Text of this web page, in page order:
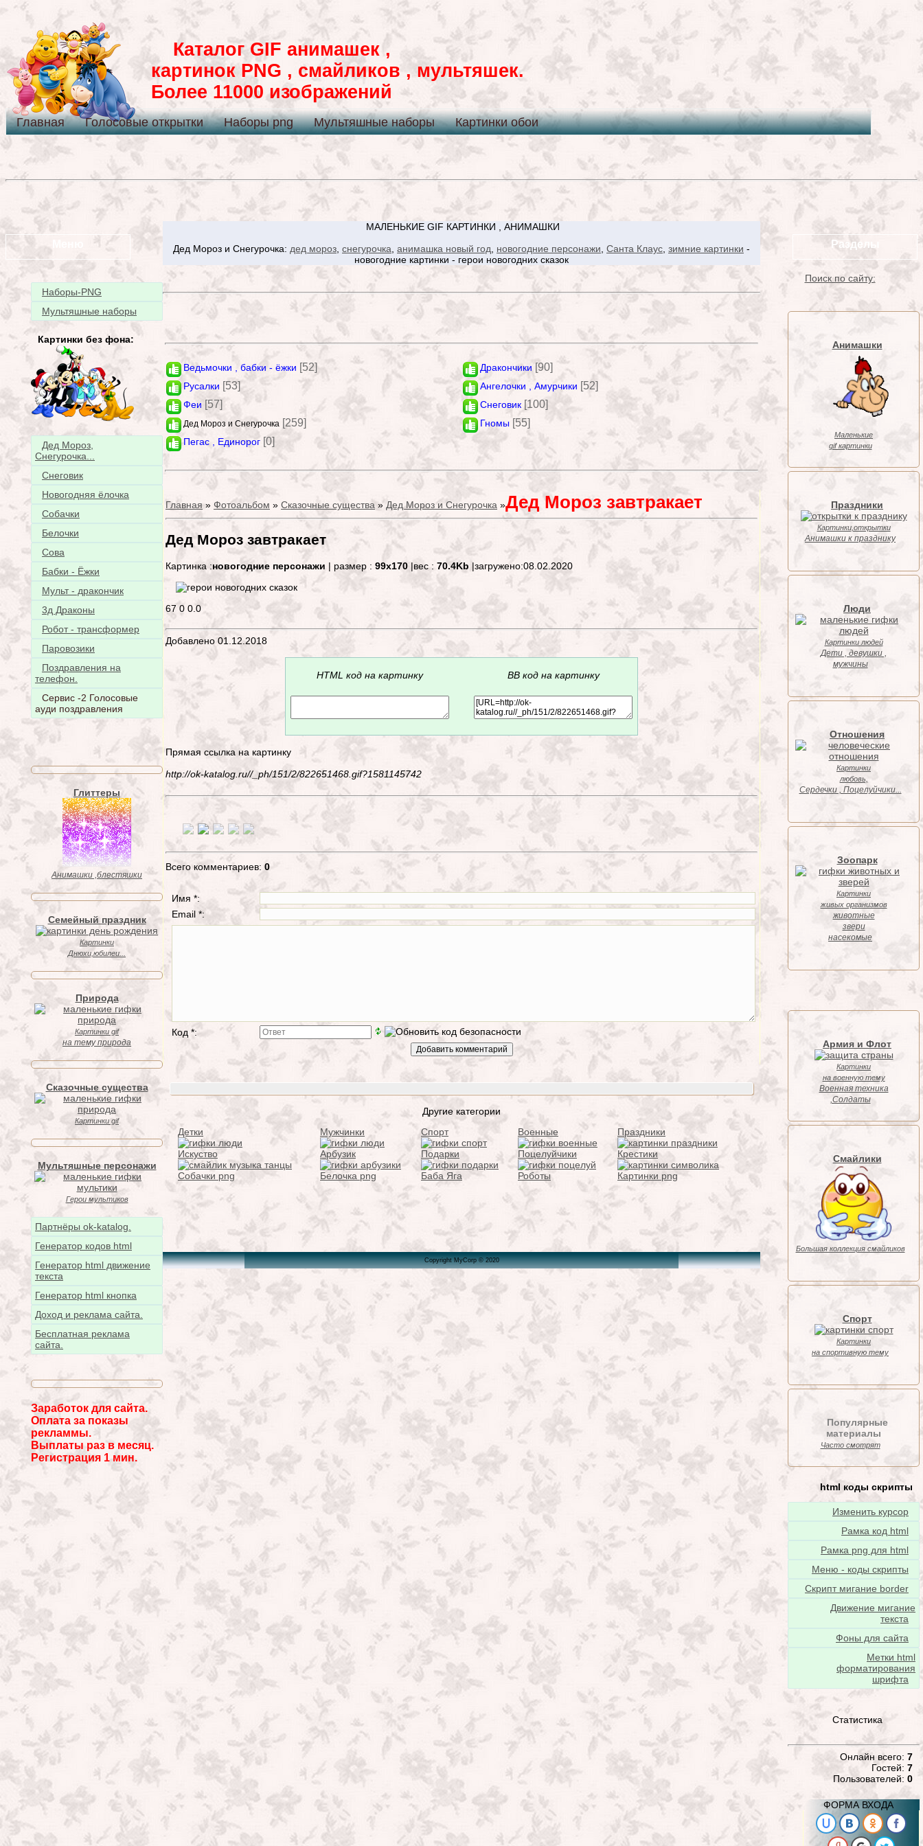
Каталог GIF анимашек ,
картинок PNG , смайликов , мультяшек.
Более 11000 изображений
Главная Голосовые открытки Наборы png Мультяшные наборы Картинки обои
Наборы-PNG
Мультяшные наборы
Картинки без фона:
Дед Мороз,
Снегурочка...
Снеговик
Новогодняя ёлочка
Собачки
Белочки
Сова
Бабки - Ёжки
Мульт - дракончик
3д Драконы
Робот - трансформер
Паровозики
Поздравления на
телефон.
Сервис -2 Голосовые
ауди поздравления
Глиттеры
Анимашки ,блестяшки
Семейный праздник
Картинки
Днюхи,юбилеи...
Природа
Картинки gif
на тему природа
Сказочные существа
Картинки gif
Мультяшные персонажи
Герои мультиков
Партнёры ok-katalog.
Генератор кодов html
Генератор html движение
текста
Генератор html кнопка
Доход и реклама сайта.
Бесплатная реклама
сайта.
Заработок для сайта.
Оплата за показы
рекламмы.
Выплаты раз в месяц.
Регистрация 1 мин.
МАЛЕНЬКИЕ GIF КАРТИНКИ , АНИМАШКИ
Дед Мороз и Снегурочка: дед мороз снегурочка анимашка новый год новогодние персонажи Санта Клаус зимние картинки -
новогодние картинки - герои новогодних сказок
Ведьмочки , бабки - ёжки [52] Дракончики [90]
Русалки [53] Ангелочки , Амурчики [52]
Феи [57] Снеговик [100]
Дед Мороз и Снегурочка [259] Гномы [55]
Пегас , Единорог [0]
Главная » Фотоальбом » Сказочные существа » Дед Мороз и Снегурочка »Дед Мороз завтракает
Дед Мороз завтракает
Картинка :новогодние персонажи | размер : 99x170 |вес : 70.4Kb |загружено:08.02.2020
67 0 0.0
Добавлено 01.12.2018
HTML код на картинку BB код на картинку
Прямая ссылка на картинку
http://ok-katalog.ru//_ph/151/2/822651468.gif?1581145742
Всего комментариев: 0
Имя *:
Email *:
Код *:
Другие категории
Детки
Мужчинки Спорт Военные
Праздники
Искуство
Арбузик Подарки Поцелуйчики
Крестики
Собачки png
Белочка png Баба Яга Роботы Картинки png
Copyright MyCorp © 2020
Разделы
Поиск по сайту:
Анимашки
Маленькие
gif картинки
Праздники
Картинки,открытки
Анимашки к празднику
Люди
Картинки людей
Дети , девушки ,
мужчины
Отношения
Картинки
любовь,
Cердечки , Поцелуйчики...
Зоопарк
Картинки
живых организмов
животные
звери
насекомые
Армия и Флот
Картинки
на военную тему
Военная техника
,Солдаты
Смайлики
Большая коллекция смайликов
Спорт
Картинки
на спортивную тему
Популярные
материалы
Часто смотрят
html коды скрипты
Изменить курсор
Рамка код html
Рамка png для html
Меню - коды скрипты
Скрипт мигание border
Движение мигание
текста
Фоны для сайта
Метки html
форматирования
шрифта
Статистика
Онлайн всего: 7
Гостей: 7
Пользователей: 0
ФОРМА ВХОДА